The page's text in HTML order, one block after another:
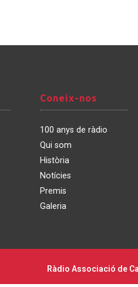
Coneix-
nos
Coneix-nos
100 anys de ràdio
Qui som
Història
Notícies
Premis
Galeria
Ràdio Associació de